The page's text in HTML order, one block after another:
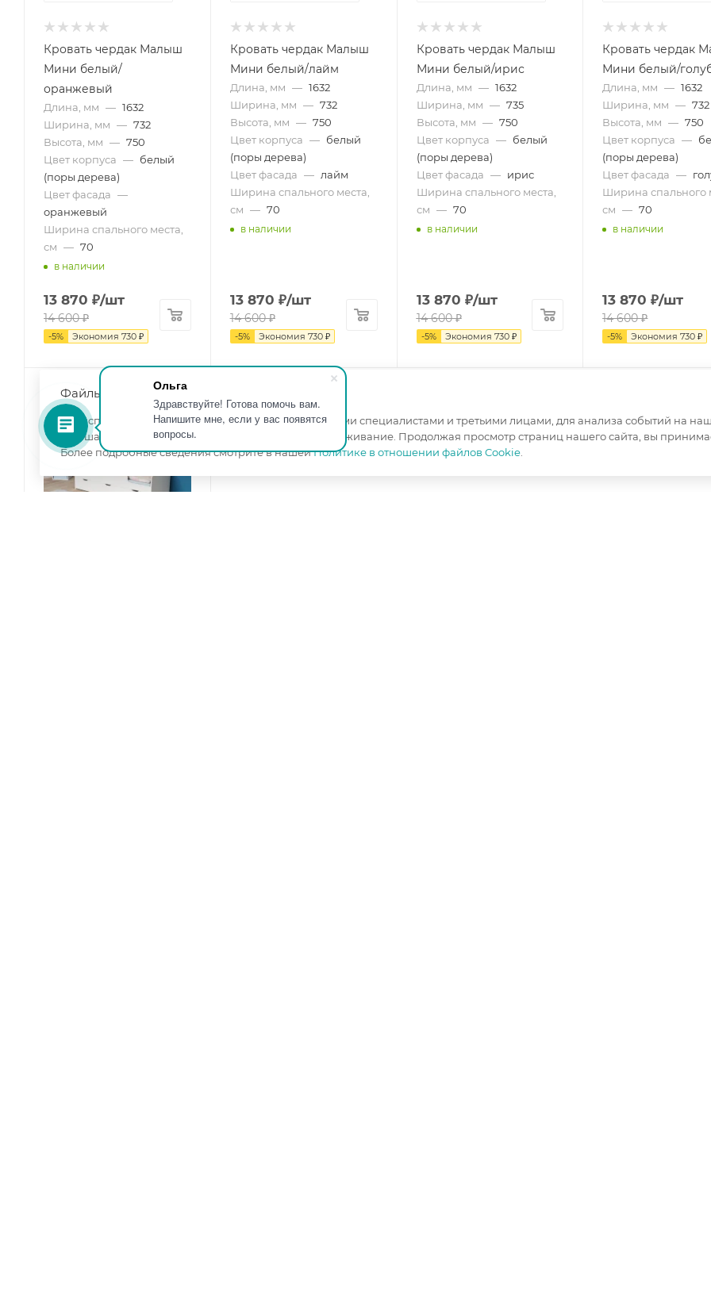
Ольга
Здравствуйте! Готова помочь вам.
Напишите мне, если у вас появятся
вопросы.
Кровать чердак Малыш
Мини белый/
оранжевый
Длина, мм — 1632
Ширина, мм — 732
Высота, мм — 750
Цвет корпуса — белый
(поры дерева)
Цвет фасада —
оранжевый
Ширина спального места,
см — 70
в наличии
13 870 ₽/шт
14 600₽
-5% Экономия 730 ₽
Кровать чердак Малыш
Мини белый/лайм
Длина, мм — 1632
Ширина, мм — 732
Высота, мм — 750
Цвет корпуса — белый
(поры дерева)
Цвет фасада — лайм
Ширина спального места,
см — 70
в наличии
13 870 ₽/шт
14 600₽
-5% Экономия 730₽
Кровать чердак Малыш
Мини белый/ирис
Длина, мм — 1632
Ширина, мм — 735
Высота, мм — 750
Цвет корпуса — белый
(поры дерева)
Цвет фасада — ирис
Ширина спального места,
см — 70
в наличии
13 870 ₽/шт
14 600₽
-5% Экономия 730₽
Кровать чердак
Мини белый/
Длина, мм — 1632
Ширина, мм — 732
Высота, мм — 750
Цвет корпуса —
(поры дерева)
Цвет фасада —
Ширина спального
см — 70
в наличии
13 870 ₽/шт
14 600₽
-5% Экономия 730 ₽
Файлы cookie
Мы используем файлы cookie, разработанные нашими специалистами и третьими лицами, для анализа событий на
улучшать взаимодействие с пользователями и обслуживание. Продолжая просмотр страниц нашего сайта, вы
Более подробные сведения смотрите в нашейПолитике в отношении файлов Cookie